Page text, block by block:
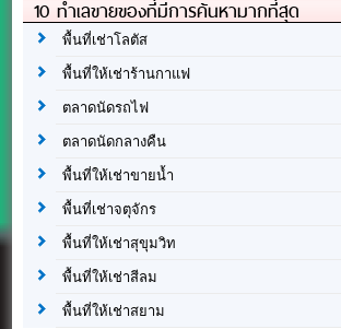
10 ทำเลขายของที่มีการค้นหามากที่สุด
พื้นที่เช่าโลตัส
พื้นที่ให้เช่าร้านกาแฟ
ตลาดนัดรถไฟ
ตลาดนัดกลางคืน
พื้นที่ให้เช่าขายน้ำ
พื้นที่เช่าจตุจักร
พื้นที่ให้เช่าสุขุมวิท
พื้นที่ให้เช่าสีลม
พื้นที่ให้เช่าสยาม